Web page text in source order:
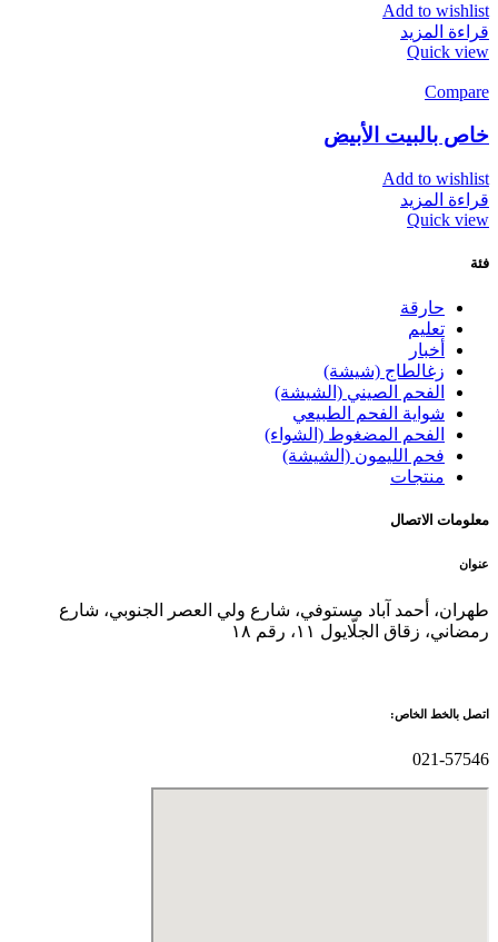
Add to wishlist
قراءة المزيد
Quick view
Compare
خاص بالبيت الأبيض
Add to wishlist
قراءة المزيد
Quick view
فئة
حارقة
تعليم
أخبار
زغالطاج (شيشة)
الفحم الصيني (الشيشة)
شواية الفحم الطبيعي
الفحم المضغوط (الشواء)
فحم الليمون (الشيشة)
منتجات
معلومات الاتصال
عنوان
طهران، أحمد آباد مستوفي، شارع ولي العصر الجنوبي، شارع
رمضاني، زقاق الجلّايول ۱۱، رقم ۱۸
اتصل بالخط الخاص:
021-57546